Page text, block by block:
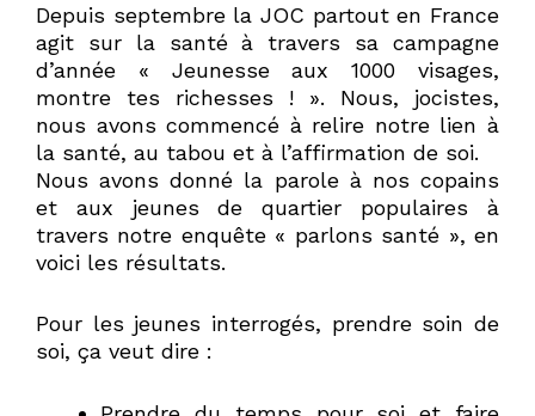
Depuis septembre la JOC partout en France
agit sur la santé à travers sa campagne
d’année « Jeunesse aux 1000 visages,
montre tes richesses ! ». Nous, jocistes,
nous avons commencé à relire notre lien à
la santé, au tabou et à l’affirmation de soi.
Nous avons donné la parole à nos copains
et aux jeunes de quartier populaires à
travers notre enquête « parlons santé », en
voici les résultats.
Pour les jeunes interrogés, prendre soin de
soi, ça veut dire :